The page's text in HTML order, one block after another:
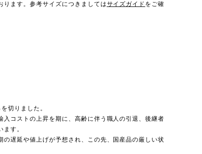
ます。参考サイズにつきましてはサイズガイド をご確
切りました。
コストの上昇を期に、高齢に伴う職人の引退、後継者
す。
遅延や値上げが予想され、この先、国産品の厳しい状